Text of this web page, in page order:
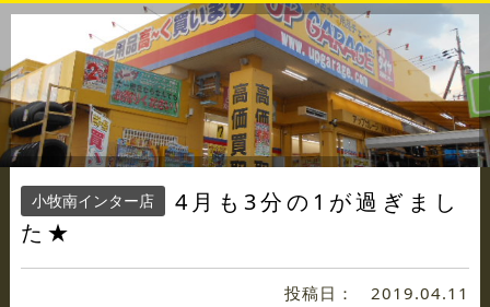
小牧南インター店
4月も3分の1が過ぎまし
た★
投稿日： 2019.04.11